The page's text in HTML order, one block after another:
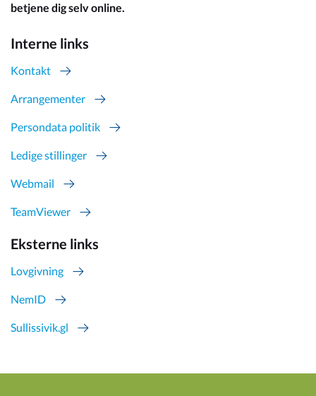
betjene dig selv online.
Interne links
Kontakt
Arrangementer
Persondata politik
Ledige stillinger
Webmail
TeamViewer
Eksterne links
Lovgivning
NemID
Sullissivik.gl